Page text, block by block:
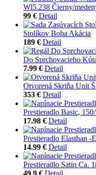
Wl5.238 Čierny/
99 € Detail
Stolíkov Boha Akácia
189 € Detail
Do Sprchovacieho
7.99 € Detail
Otvorená Skriňa Unit
353 € Detail
Prestieradlo Basic,
17.98 € Detail
Prestieradlo Elasthan -
14.99 € Detail
Prestieradlo Satin Ca.
49.9 € Detail